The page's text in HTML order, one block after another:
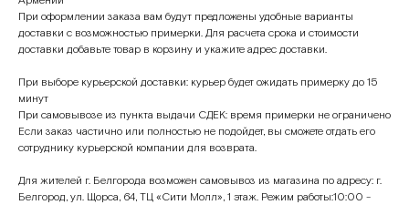
При оформлении заказа вам будут предложены удобные варианты
доставки с возможностью примерки. Для расчета срока и стоимости
доставки добавьте товар в корзину и укажите адрес доставки.
При выборе курьерской доставки: курьер будет ожидать примерку до 15
минут
При самовывозе из пункта выдачи СДЕК: время примерки не ограничено
Если заказ частично или полностью не подойдет, вы сможете отдать его
сотруднику курьерской компании для возврата.
Для жителей г. Белгорода возможен самовывоз из магазина по адресу: г.
Белгород, ул. Щорса, 64, ТЦ «Сити Молл», 1 этаж. Режим работы:10:00 -